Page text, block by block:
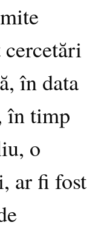
în data
în timp
o
ar fi fost